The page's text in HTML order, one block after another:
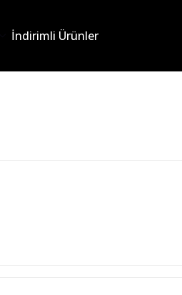
İndirimli Ürünler